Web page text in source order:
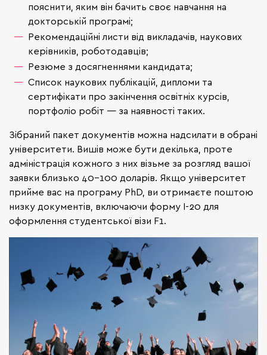
пояснити, яким він бачить своє навчання на
докторській програмі;
Рекомендаційні листи від викладачів, наукових
керівників, роботодавців;
Резюме з досягненнями кандидата;
Список наукових публікацій, дипломи та
сертифікати про закінчення освітніх курсів,
портфоліо робіт — за наявності таких.
Зібраний пакет документів можна надсилати в обрані
університети. Вишів може бути декілька, проте
адміністрація кожного з них візьме за розгляд вашої
заявки близько 40-100 доларів. Якщо університет
прийме вас на програму PhD, ви отримаєте поштою
низку документів, включаючи форму I-20 для
оформлення студентської візи F1.